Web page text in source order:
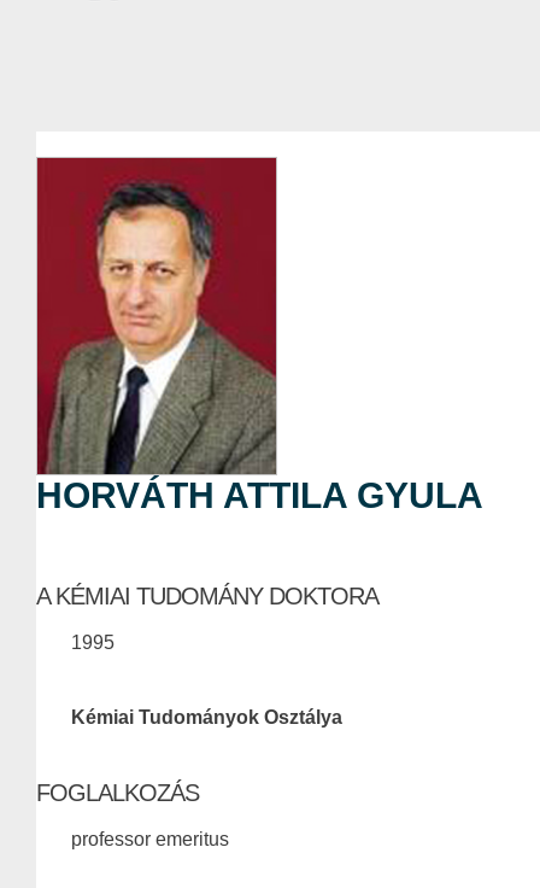
HORVÁTH ATTILA GYULA
A KÉMIAI TUDOMÁNY DOKTORA
1995
Kémiai Tudományok Osztálya
FOGLALKOZÁS
professor emeritus